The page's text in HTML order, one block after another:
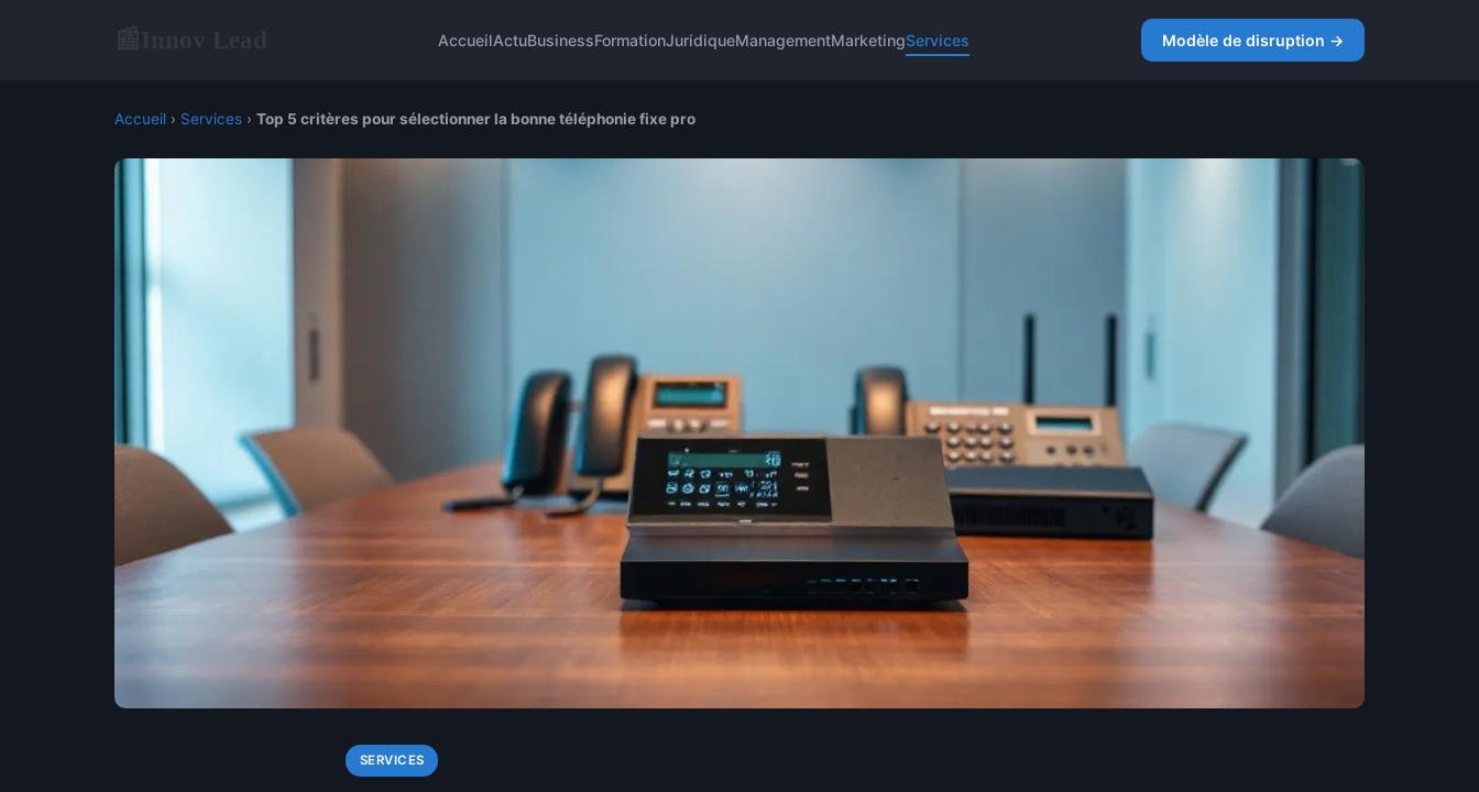
AccueilActuBusinessFormationJuridiqueManagementMarketingServices Modèle de disruption →
Accueil › Services › Top 5 critères pour sélectionner la bonne téléphonie fixe pro
SERVICES